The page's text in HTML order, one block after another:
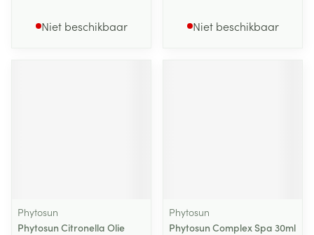
Niet beschikbaar Niet beschikbaar
Phytosun
Phytosun Citronella Olie
Phytosun
Phytosun Complex Spa 30ml